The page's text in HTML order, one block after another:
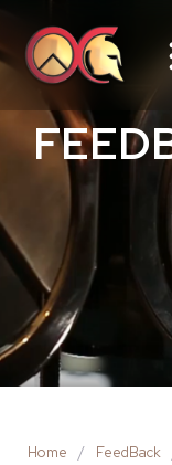
Home / FeedBack